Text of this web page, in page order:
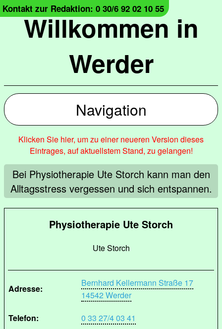
Willkommen in
Werder
Kontakt zur Redaktion: 0 30/6 92 02 10 55
Navigation
Klicken Sie hier, um zu einer neueren Version dieses
Eintrages, auf aktuellstem Stand, zu gelangen!
Bei Physiotherapie Ute Storch kann man den
Alltagsstress vergessen und sich entspannen.
Physiotherapie Ute Storch
Ute Storch
Adresse:
Bernhard Kellermann Straße 17
14542 Werder
Telefon:
0 33 27/4 03 41